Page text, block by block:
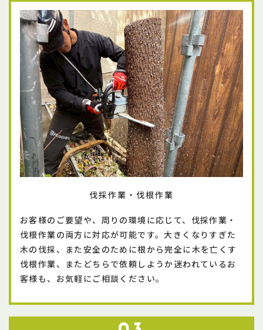
伐採作業・伐根作業
お客様のご要望や、周りの環境に応じて、伐採作業・
伐根作業の両方に対応が可能です。大きくなりすぎた
木の伐採、また安全のために根から完全に木を亡くす
伐根作業、またどちらで依頼しようか迷われているお
客様も、お気軽にご相談ください。